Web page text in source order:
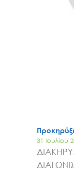
31 Ιουλίου